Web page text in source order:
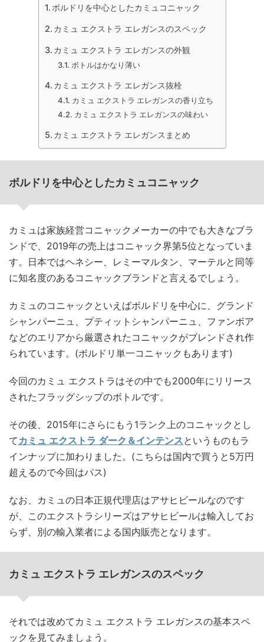
ボルドリを中心としたカミュコニャック
カミュ エクストラ エレガンスのスペック
カミュ エクストラ エレガンスの外観
ボトルはかなり薄い
カミュ エクストラ エレガンス抜栓
カミュ エクストラ エレガンスの香り立ち
カミュ エクストラ エレガンスの味わい
カミュ エクストラ エレガンスまとめ
ボルドリを中心としたカミュコニャック
カミュは家族経営コニャックメーカーの中でも大きなブラ
ンドで、2019年の売上はコニャック界第5位となっていま
す。日本ではヘネシー、レミーマルタン、マーテルと同等
に知名度のあるコニャックブランドと言えるでしょう。
カミュのコニャックといえばボルドリを中心に、グランド
シャンパーニュ、プティットシャンパーニュ、ファンボア
などのエリアから厳選されたコニャックがブレンドされ作
られています。(ボルドリ単一コニャックもあります)
今回のカミュ エクストラはその中でも2000年にリリース
されたフラッグシップのボトルです。
その後、2015年にさらにもう1ランク上のコニャックとし
て カミュ エクストラ ダーク＆インテンスというものもラ
インナップに加わりました。(こちらは国内で買うと5万円
超えるので今回はパス)
なお、カミュの日本正規代理店はアサヒビールなのです
が、このエクストラシリーズはアサヒビールは輸入してお
らず、別の輸入業者による国内販売となります。
カミュ エクストラ エレガンスのスペック
それでは改めてカミュ エクストラ エレガンスの基本スペ
ックを見てみましょう。